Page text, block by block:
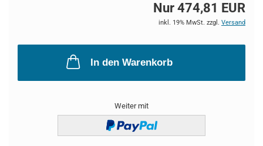
Nur 474,81 EUR
inkl. 19% MwSt. zzgl. Versand
In den Warenkorb
Weiter mit